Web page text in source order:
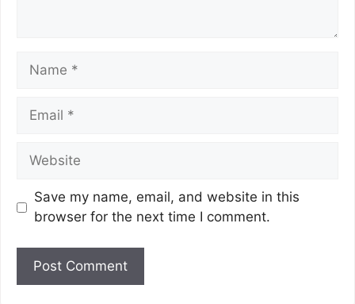
Save my name, email, and website in this
browser for the next time I comment.